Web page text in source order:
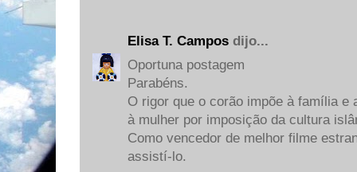
Elisa T. Campos dijo...
Oportuna postagem
Parabéns.
O rigor que o corão impõe à família e
à mulher por imposição da cultura
Como vencedor de melhor filme
assistí-lo.